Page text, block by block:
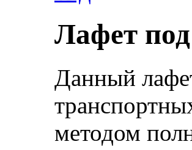
Лафет
Данный
методом